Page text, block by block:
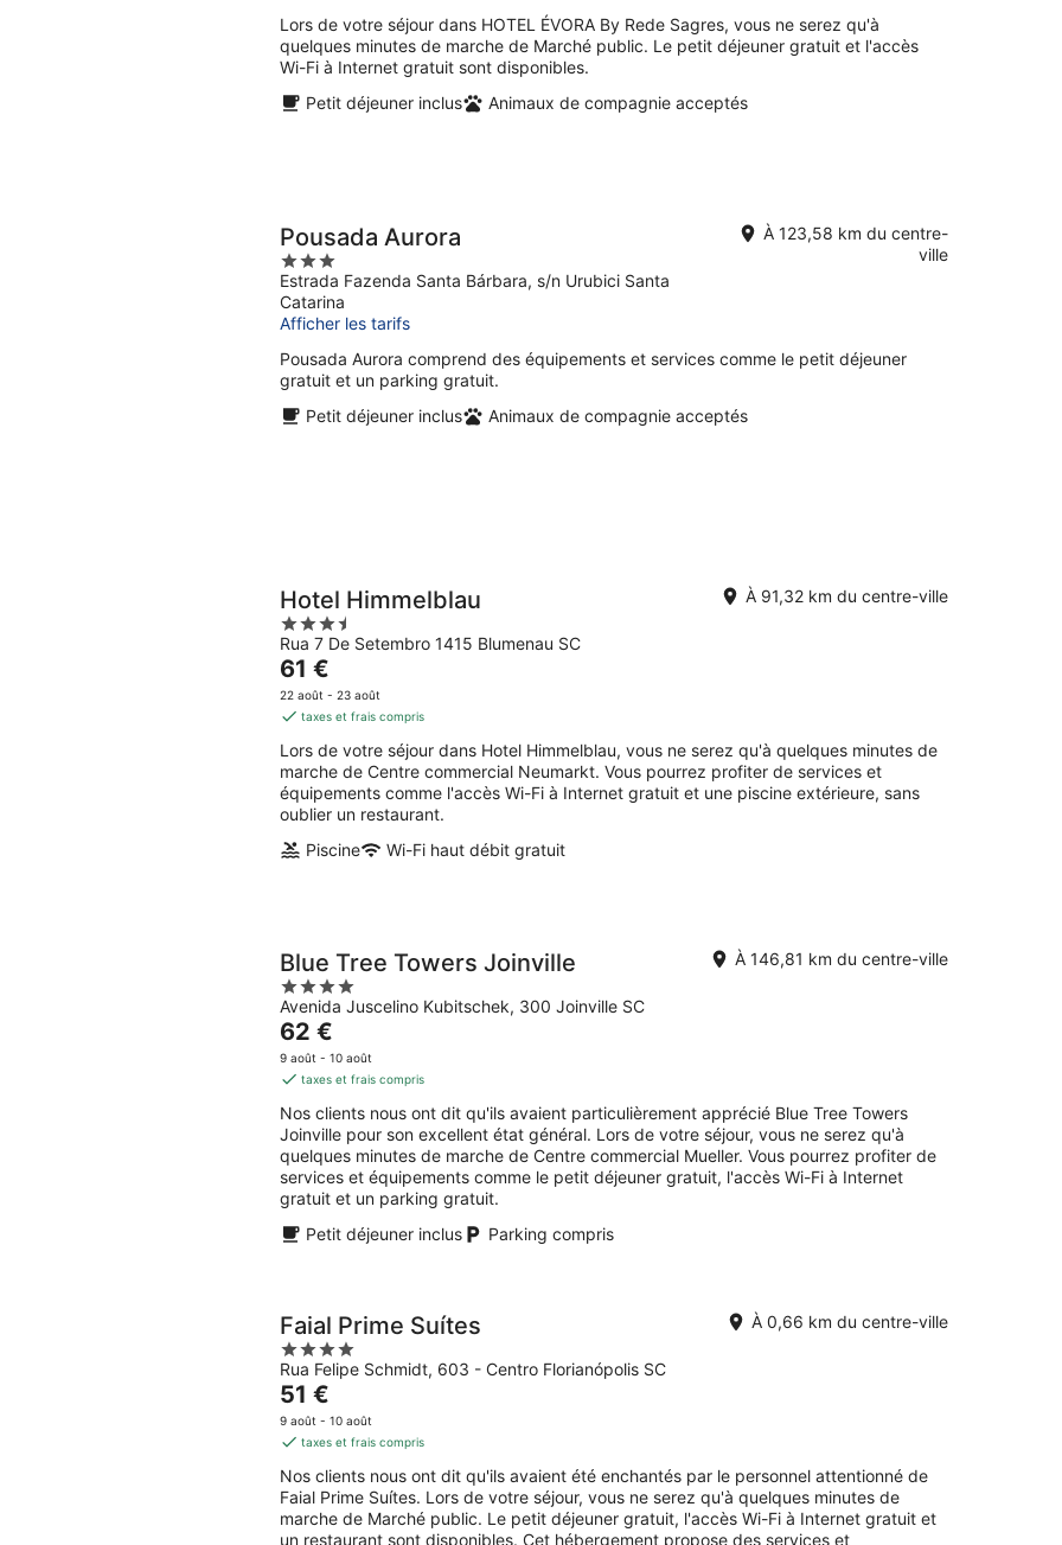
45 €
par
nuit
Lors de votre séjour dans HOTEL ÉVORA By Rede Sagres, vous ne serez qu'à
quelques minutes de marche de Marché public. Le petit déjeuner gratuit et l'accès
Wi-Fi à Internet gratuit sont disponibles.
Petit déjeuner inclus
Animaux de compagnie acceptés
Pousada Aurora
3
out
of
5
Estrada Fazenda Santa Bárbara, s/n Urubici Santa
Catarina
À 123,58 km du centre-
ville
Afficher les tarifs
Pousada Aurora comprend des équipements et services comme le petit déjeuner
gratuit et un parking gratuit.
Petit déjeuner inclus
Animaux de compagnie acceptés
Hotel Himmelblau
3.5
out
of
5
Rua 7 De Setembro 1415 Blumenau SC
À 91,32 km du centre-ville
Le
prix
est
61 €
par
nuit
61 €
22 août - 23 août
taxes et frais compris
Lors de votre séjour dans Hotel Himmelblau, vous ne serez qu'à quelques minutes de
marche de Centre commercial Neumarkt. Vous pourrez profiter de services et
équipements comme l'accès Wi-Fi à Internet gratuit et une piscine extérieure, sans
oublier un restaurant.
Piscine
Wi-Fi haut débit gratuit
Blue Tree Towers Joinville
4
out
of
5
Avenida Juscelino Kubitschek, 300 Joinville SC
À 146,81 km du centre-ville
Le
prix
est
62 €
par
nuit
62 €
9 août - 10 août
taxes et frais compris
Nos clients nous ont dit qu'ils avaient particulièrement apprécié Blue Tree Towers
Joinville pour son excellent état général. Lors de votre séjour, vous ne serez qu'à
quelques minutes de marche de Centre commercial Mueller. Vous pourrez profiter de
services et équipements comme le petit déjeuner gratuit, l'accès Wi-Fi à Internet
gratuit et un parking gratuit.
Petit déjeuner inclus
Parking compris
Faial Prime Suítes
4
out
of
5
Rua Felipe Schmidt, 603 - Centro Florianópolis SC
À 0,66 km du centre-ville
Le
prix
est
51 €
par
nuit
51 €
9 août - 10 août
taxes et frais compris
Nos clients nous ont dit qu'ils avaient été enchantés par le personnel attentionné de
Faial Prime Suítes. Lors de votre séjour, vous ne serez qu'à quelques minutes de
marche de Marché public. Le petit déjeuner gratuit, l'accès Wi-Fi à Internet gratuit et
un restaurant sont disponibles. Cet hébergement propose des services et